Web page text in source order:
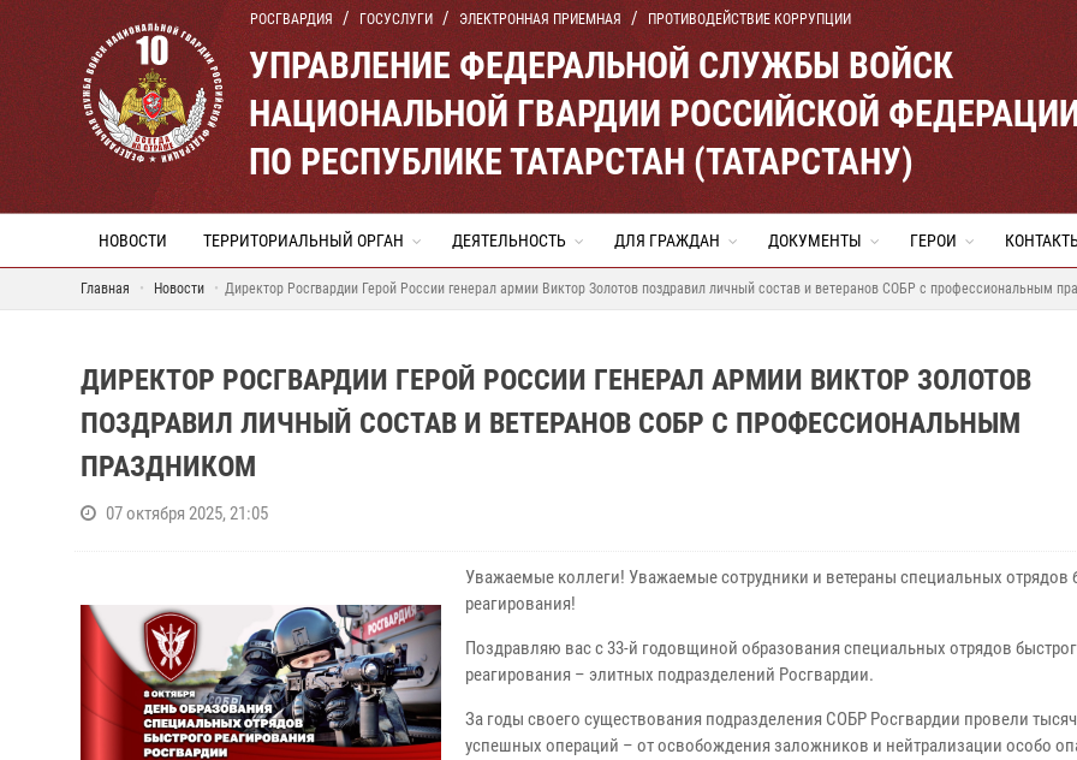
РОСГВАРДИЯ ГОСУСЛУГИ ЭЛЕКТРОННАЯ ПРИЕМНАЯ ПРОТИВОДЕЙСТВИЕ КОРРУПЦИИ
УПРАВЛЕНИЕ ФЕДЕРАЛЬНОЙ СЛУЖБЫ ВОЙСК
НАЦИОНАЛЬНОЙ ГВАРДИИ РОССИЙСКОЙ
ПО РЕСПУБЛИКЕ ТАТАРСТАН (ТАТАРСТАНУ)
НОВОСТИ ТЕРРИТОРИАЛЬНЫЙ ОРГАН ДЕЯТЕЛЬНОСТЬ ДЛЯ ГРАЖДАН ДОКУМЕНТЫ ГЕРОИ
Главная Новости Директор Росгвардии Герой России генерал армии Виктор Золотов поздравил личный состав и ветеранов СОБР с профессиональным
ДИРЕКТОР РОСГВАРДИИ ГЕРОЙ РОССИИ ГЕНЕРАЛ АРМИИ ВИКТОР ЗОЛОТОВ
ПОЗДРАВИЛ ЛИЧНЫЙ СОСТАВ И ВЕТЕРАНОВ СОБР С ПРОФЕССИОНАЛЬНЫМ
ПРАЗДНИКОМ
07 октября 2025, 21:05
Уважаемые коллеги! Уважаемые сотрудники и ветераны специальных отрядов
реагирования!
Поздравляю вас с 33-й годовщиной образования специальных отрядов
реагирования – элитных подразделений Росгвардии.
За годы своего существования подразделения СОБР Росгвардии провели
успешных операций – от освобождения заложников и нейтрализации особо